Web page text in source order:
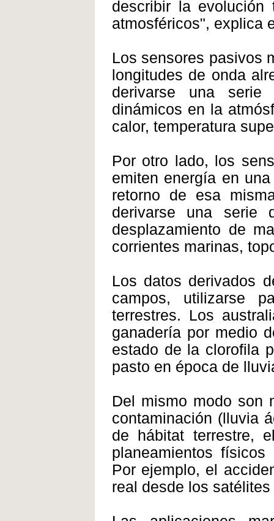
describir la evolución
atmosféricos", explica
Los sensores pasivos
longitudes de onda
derivarse una
dinámicos en la
calor, temperatura
Por otro lado, los
emiten energía en
retorno de esa
derivarse una serie
desplazamiento de
corrientes marinas,
Los datos derivados
campos, utilizarse
terrestres. Los
ganadería por medio
estado de la clorofila
pasto en época de
Del mismo modo son
contaminación (lluvia
de hábitat terrestre,
planeamientos físicos
Por ejemplo, el
real desde los